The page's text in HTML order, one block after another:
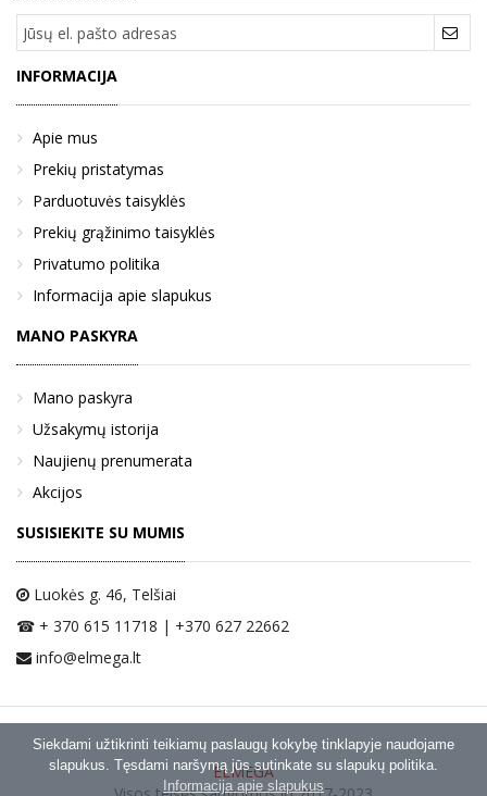
Siekdami užtikrinti teikiamų paslaugų kokybę tinklapyje naudojame
slapukus. Tęsdami naršymą jūs sutinkate su slapukų politika.
Informacija apie slapukus
INFORMACIJA
Apie mus
Prekių pristatymas
Parduotuvės taisyklės
Prekių grąžinimo taisyklės
Privatumo politika
Informacija apie slapukus
MANO PASKYRA
Mano paskyra
Užsakymų istorija
Naujienų prenumerata
Akcijos
SUSISIEKITE SU MUMIS
Luokės g. 46, Telšiai
☎ + 370 615 11718 | +370 627 22662
info@elmega.lt
ELMEGA